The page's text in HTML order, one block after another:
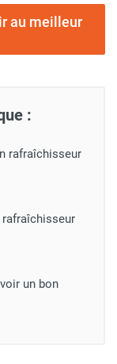
au meilleur
:
rafraîchisseur
un bon